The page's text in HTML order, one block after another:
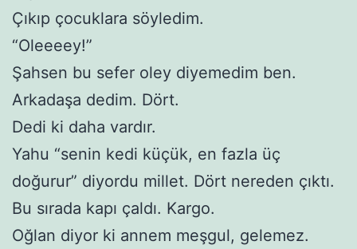
Çıkıp çocuklara söyledim.
“Oleeeey!”
Şahsen bu sefer oley diyemedim ben.
Arkadaşa dedim. Dört.
Dedi ki daha vardır.
Yahu “senin kedi küçük, en fazla üç
doğurur” diyordu millet. Dört nereden çıktı.
Bu sırada kapı çaldı. Kargo.
Oğlan diyor ki annem meşgul, gelemez.